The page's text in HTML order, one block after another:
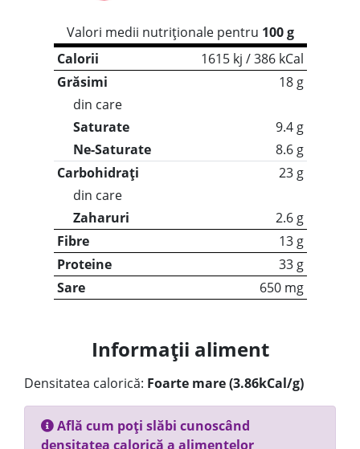
Valori medii nutriționale pentru 100 g
Calorii
1615 kj / 386 kCal
Grăsimi
18 g
din care
Saturate
9.4 g
Ne-Saturate
8.6 g
Carbohidrați
23 g
din care
Zaharuri
2.6 g
Fibre
13 g
Proteine
33 g
Sare
650 mg
Informații aliment
Densitatea calorică: Foarte mare (3.86kCal/g)
Află cum poți slăbi cunoscând
densitatea calorică a alimentelor